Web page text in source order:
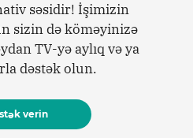
səsidir! İşimizin
sizin də köməyinizə
TV-yə aylıq və ya
dəstək olun.
verin